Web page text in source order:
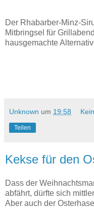
Der Rhabarber-Minz-
Mitbringsel für
hausgemachte
Unknown um 19:58
Teilen
Kekse für den
Dass der
abfährt, dürfte sich
Aber auch der